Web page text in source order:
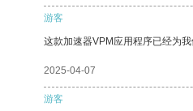
游客
这款加速器VPM应用程序已经为我
2025-04-07
游客